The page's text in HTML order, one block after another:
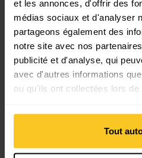
et les annonces, d'offrir des
médias sociaux et d'analyser
partageons également des
notre site avec nos
publicité et d'analyse, qui
avec d'autres informations
ou qu'ils ont collectées lors
Tout
JulboFaster L,